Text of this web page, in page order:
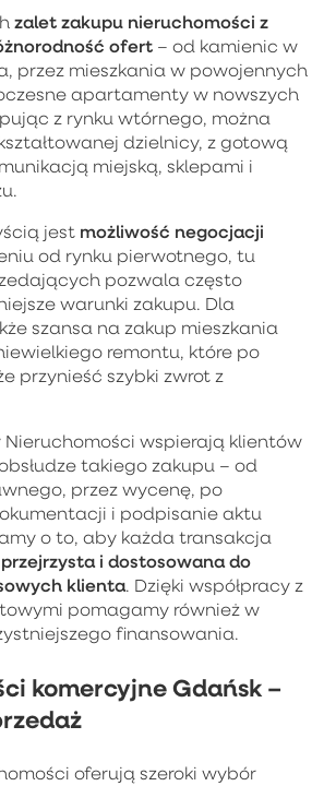
zalet zakupu nieruchomości z
ofert – od kamienic w
przez mieszkania w powojennych
apartamenty w nowszych
z rynku wtórnego, można
dzielnicy, z gotową
miejską, sklepami i
jest możliwość negocjacji
od rynku pierwotnego, tu
pozwala często
warunki zakupu. Dla
szansa na zakup mieszkania
remontu, które po
przynieść szybki zwrot z
wspierają klientów
takiego zakupu – od
przez wycenę, po
i podpisanie aktu
o to, aby każda transakcja
i dostosowana do
klienta. Dzięki współpracy z
pomagamy również w
finansowania.
komercyjne Gdańsk –
oferują szeroki wybór